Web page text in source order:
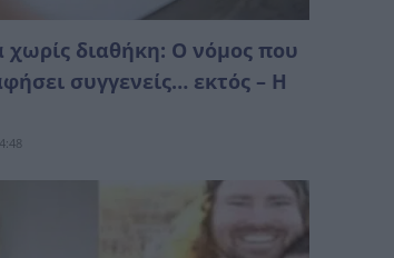
χωρίς διαθήκη: Ο νόμος που
συγγενείς… εκτός – Η